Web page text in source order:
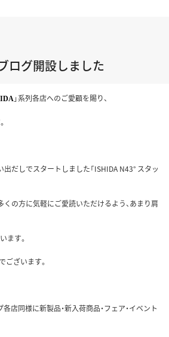
グ開設しました
」系列各店へのご愛顧を賜り、
出だしでスタートしました「ISHIDA N43° スタッ
くの方に気軽にご愛読いただけるよう、あまり肩
ます。
ございます。
店同様に新製品・新入荷商品・フェア・イベント